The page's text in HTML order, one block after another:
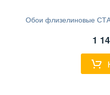
Обои флизелиновые
1